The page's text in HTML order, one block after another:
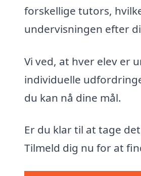
forskellige tutors,
undervisningen efter
Vi ved, at hver elev er
individuelle
du kan nå dine mål.
Er du klar til at tage
Tilmeld dig nu for at